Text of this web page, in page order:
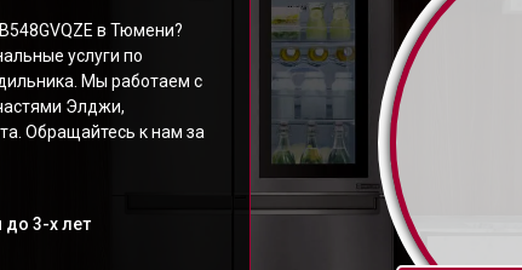
в Тюмени?
услуги по
Мы работаем с
Элджи,
Обращайтесь к нам за
до 3-х лет